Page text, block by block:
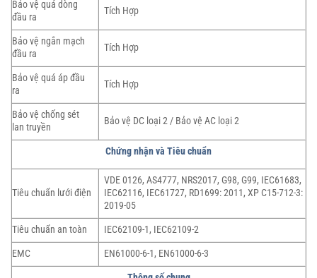
Bảo vệ quá dòng
đầu ra
Tích Hợp
Bảo vệ ngắn mạch
đầu ra
Tích Hợp
Bảo vệ quá áp đầu
ra
Tích Hợp
Bảo vệ chống sét
lan truyền
Bảo vệ DC loại 2 / Bảo vệ AC loại 2
Chứng nhận và Tiêu chuẩn
Tiêu chuẩn lưới điện
VDE 0126, AS4777, NRS2017, G98, G99, IEC61683,
IEC62116, IEC61727, RD1699: 2011, XP C15-712-3:
2019-05
Tiêu chuẩn an toàn
IEC62109-1, IEC62109-2
EMC
EN61000-6-1, EN61000-6-3